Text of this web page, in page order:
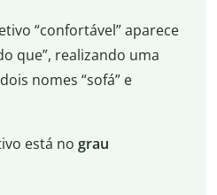
“confortável” aparece
que”, realizando uma
nomes “sofá” e
está no grau